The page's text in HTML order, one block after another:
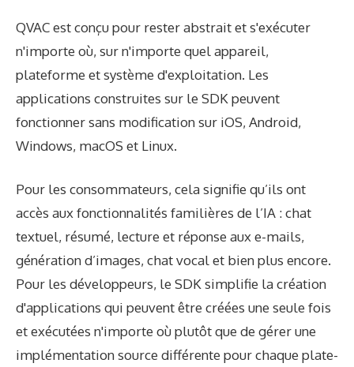
QVAC est conçu pour rester abstrait et s'exécuter
n'importe où, sur n'importe quel appareil,
plateforme et système d'exploitation. Les
applications construites sur le SDK peuvent
fonctionner sans modification sur iOS, Android,
Windows, macOS et Linux.
Pour les consommateurs, cela signifie qu’ils ont
accès aux fonctionnalités familières de l’IA : chat
textuel, résumé, lecture et réponse aux e-mails,
génération d’images, chat vocal et bien plus encore.
Pour les développeurs, le SDK simplifie la création
d'applications qui peuvent être créées une seule fois
et exécutées n'importe où plutôt que de gérer une
implémentation source différente pour chaque plate-